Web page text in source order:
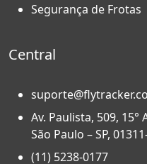
Segurança de Frotas
Central
Av. Paulista, 509, 15°
São Paulo – SP,
(11) 5238-0177